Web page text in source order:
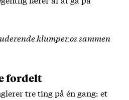
klumper os sammen
fordelt
tre ting på én gang: et